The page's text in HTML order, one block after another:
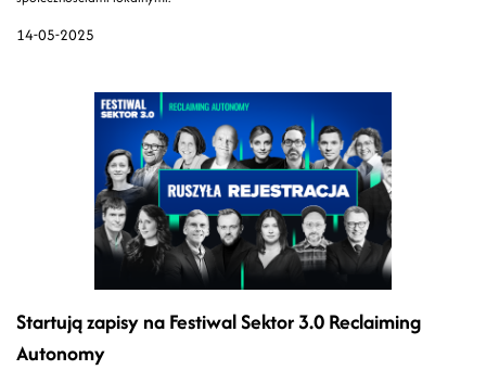
14-05-2025
Startują zapisy na Festiwal Sektor 3.0 Reclaiming
Autonomy